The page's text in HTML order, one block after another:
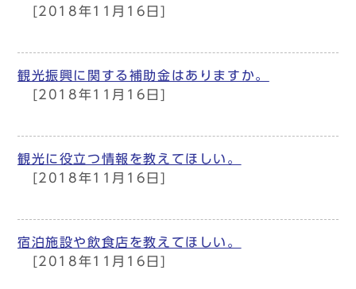
[2018年11月16日]
観光振興に関する補助金はありますか。
[2018年11月16日]
観光に役立つ情報を教えてほしい。
[2018年11月16日]
宿泊施設や飲食店を教えてほしい。
[2018年11月16日]